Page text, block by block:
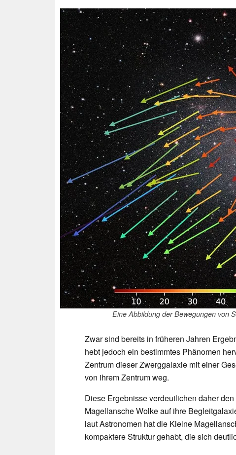
Eine Abbildung der Bewegungen von
Zwar sind bereits in früheren Jahren
hebt jedoch ein bestimmtes Phänomen
Zentrum dieser Zwerggalaxie mit einer
von ihrem Zentrum weg.
Diese Ergebnisse verdeutlichen daher
Magellansche Wolke auf ihre
laut Astronomen hat die Kleine
kompaktere Struktur gehabt, die sich